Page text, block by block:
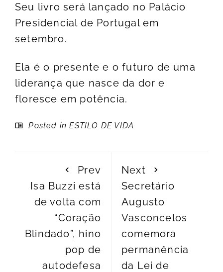
Seu livro será lançado no Palácio
Presidencial de Portugal em
setembro.
Ela é o presente e o futuro de uma
liderança que nasce da dor e
floresce em potência.
Posted inESTILO DE VIDA
Prev
Isa Buzzi está
de volta com
“Coração
Blindado”, hino
pop de
autodefesa
Next
Secretário
Augusto
Vasconcelos
comemora
permanência
da Lei de